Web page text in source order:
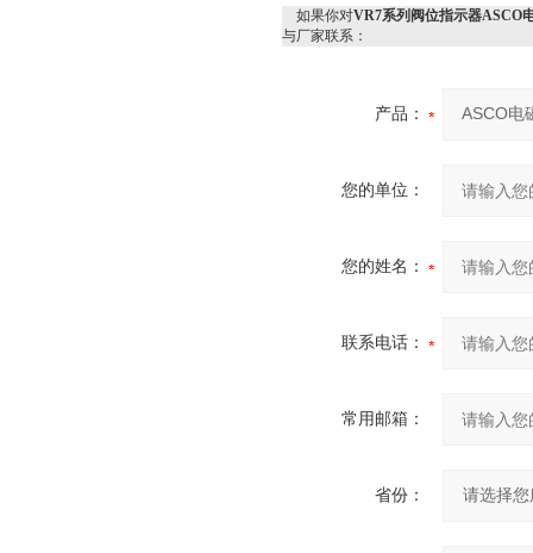
如果你对VR7系列阀位指示器ASCO
与厂家联系：
产品：
您的单位：
您的姓名：
联系电话：
常用邮箱：
省份：